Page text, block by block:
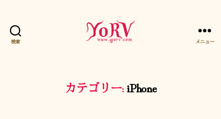
検索 メニュー
カテゴリー:iPhone